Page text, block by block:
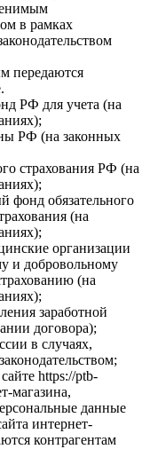
в рамках
передаются
РФ для учета (на
РФ (на законных
страхования РФ (на
фонд обязательного
(на
организации
и добровольному
(на
заработной
договора);
в случаях,
https://ptb-
магазина,
данные
интернет-
контрагентам